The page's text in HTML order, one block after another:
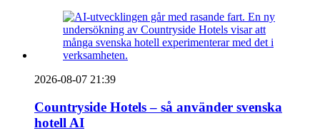
2026-08-07 21:39
Countryside Hotels – så använder svenska
hotell AI